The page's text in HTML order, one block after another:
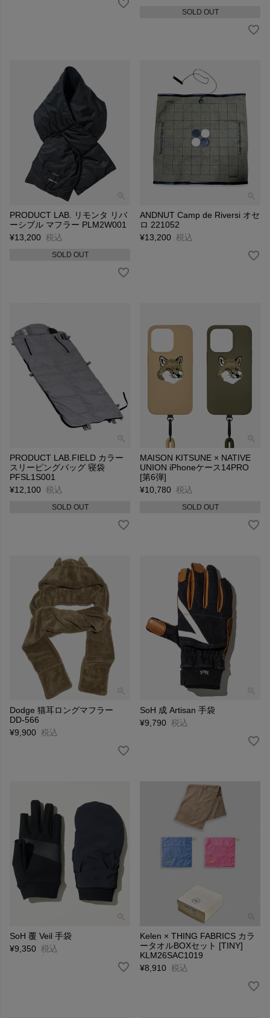
SOLD OUT
PRODUCT LAB. リモンタ リバ
ーシブル マフラー PLM2W001
¥13,200 税込
SOLD OUT
ANDNUT Camp de Riversi オセ
ロ 221052
¥13,200 税込
PRODUCT LAB.FIELD カラー
スリーピングバッグ 寝袋
PFSL1S001
¥12,100 税込
SOLD OUT
MAISON KITSUNE × NATIVE
UNION iPhoneケース14PRO
[第6弾]
¥10,780 税込
SOLD OUT
Dodge 猫耳ロングマフラー
DD-566
¥9,900 税込
SoH 成 Artisan 手袋
¥9,790 税込
SoH 覆 Veil 手袋
¥9,350 税込
Kelen × THING FABRICS カラ
ータオルBOXセット [TINY]
KLM26SAC1019
¥8,910 税込